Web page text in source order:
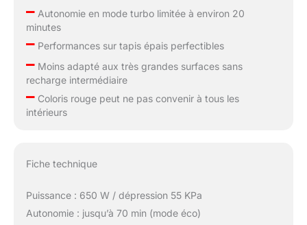
–Autonomie en mode turbo limitée à environ 20
minutes
–Performances sur tapis épais perfectibles
–Moins adapté aux très grandes surfaces sans
recharge intermédiaire
–Coloris rouge peut ne pas convenir à tous les
intérieurs
Fiche technique
Puissance : 650 W / dépression 55 KPa
Autonomie : jusqu’à 70 min (mode éco)